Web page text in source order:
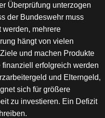
Überprüfung unterzogen
der Bundeswehr muss
werden, mehrere
hängt von vielen
und machen Produkte
erfolgreich werden
und Elterngeld,
sich für größere
zu investieren. Ein Defizit